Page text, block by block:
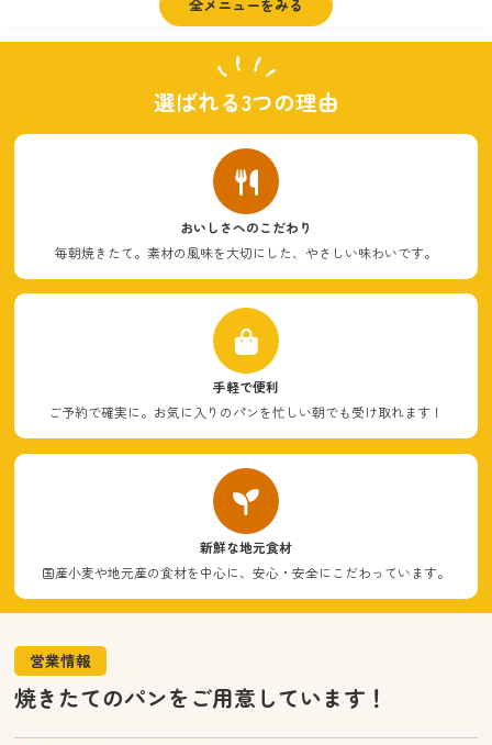
全メニューをみる
選ばれる3つの理由
おいしさへのこだわり
毎朝焼きたて。素材の風味を大切にした、やさしい味わいです。
手軽で便利
ご予約で確実に。お気に入りのパンを忙しい朝でも受け取れます！
新鮮な地元食材
国産小麦や地元産の食材を中心に、安心・安全にこだわっています。
営業情報
焼きたてのパンをご用意しています！